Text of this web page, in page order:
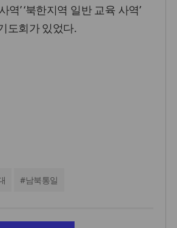
’ ‘북한지역 일반 교육 사역’
도회가 있었다.
#남북통일